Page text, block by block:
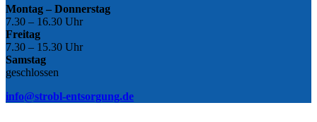
Montag – Donnerstag
7.30 – 16.30 Uhr
Freitag
7.30 – 15.30 Uhr
Samstag
geschlossen
info@strobl-entsorgung.de